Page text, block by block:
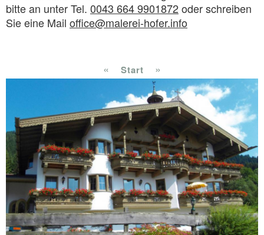
bitte an unter Tel. 0043 664 9901872oder schreiben
Sie eine Mail office@malerei-hofer.info
« Start »